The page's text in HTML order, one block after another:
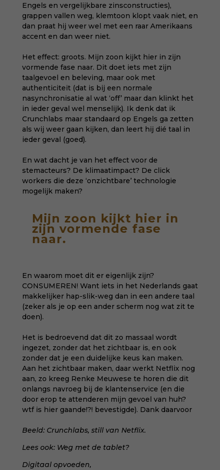
Engels en vergelijkbare zinsconstructies),
grappen vallen weg, klemtoon klopt vaak niet, en
dan praat hij weer wel met een raar Amerikaans
accent en dan weer niet.
Het effect: groots. Mijn zoon kijkt hier in zijn
vormende fase naar. Dit doet iets met zijn
taalgevoel en beleving, maar ook met
authenticiteit (dat is bij een normale
nasynchronisatie al wat ‘off’ maar dan klinkt het
in ieder geval wel menselijk). Ik denk dat ik
Crunchlabs maar standaard op Engels ga zetten
als wij weer gaan kijken, dan leert hij dié taal in
ieder geval (goed).
En wat dacht je van het effect voor de
stemacteurs? De klimaatimpact? De click
workers die deze ‘onzichtbare’ technologie
mogelijk maken?
Mijn zoon kijkt hier in
zijn vormende fase
naar.
En waarom moet dit er eigenlijk zijn?
CONSUMEREN! Want iets in het Nederlands gaat
makkelijker hap-slik-weg dan in een andere taal
(zeker als je op een ander scherm nog wat zit te
doen).
Het is bedroevend dat dit zo massaal wordt
ingezet, zonder dat het zichtbaar is, en ook
zonder dat je een duidelijke keus kan maken.
Aan het zichtbaar maken, daar werkt Netflix nog
aan, zo kreeg Renke Meuwese te horen die dit
onlangs navroeg bij de klantenservice (en die
door erop te attenderen mijn gevoel van huh?
wtf is hier gaande!?! bevestigde). Dank daarvoor
Beeld: Crunchlabs, still van Netflix.
Lees ook: Weg met de tablet?
Digitaal opvoeden,